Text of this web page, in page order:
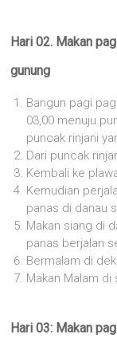
Hari 02. Makan
gunung
Bangun pagi
03,00 menuju
puncak rinjani
Dari puncak
Kembali ke
Kemudian
panas di danau
Makan siang di
panas berjalan
Bermalam di
Makan Malam di
Hari 03: Makan